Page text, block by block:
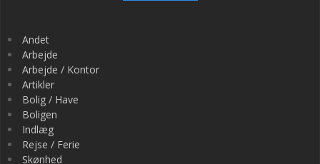
Andet
Arbejde
Arbejde / Kontor
Artikler
Bolig / Have
Boligen
Indlæg
Rejse / Ferie
Skønhed